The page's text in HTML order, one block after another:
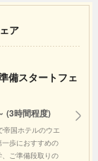
ア
備スタートフェ
(3時間程度)
帝国ホテルのウエ
歩におすすめの
ご準備段取りの